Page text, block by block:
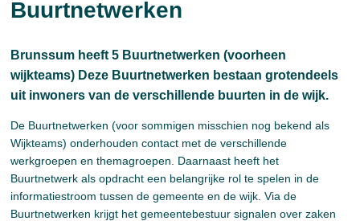
Buurtnetwerken
Brunssum heeft 5 Buurtnetwerken (voorheen
wijkteams) Deze Buurtnetwerken bestaan grotendeels
uit inwoners van de verschillende buurten in de wijk.
De Buurtnetwerken (voor sommigen misschien nog bekend als
Wijkteams) onderhouden contact met de verschillende
werkgroepen en themagroepen. Daarnaast heeft het
Buurtnetwerk als opdracht een belangrijke rol te spelen in de
informatiestroom tussen de gemeente en de wijk. Via de
Buurtnetwerken krijgt het gemeentebestuur signalen over zaken